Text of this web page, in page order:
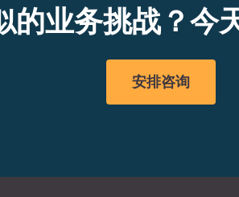
的业务挑战？今
安排咨询